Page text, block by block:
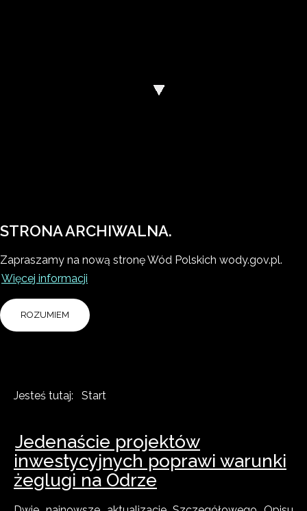
STRONA ARCHIWALNA.
Zapraszamy na nową stronę Wód Polskich wody.gov.pl.
Więcej informacji
ROZUMIEM
Jesteś tutaj: Start
Jedenaście projektów
inwestycyjnych poprawi warunki
żeglugi na Odrze